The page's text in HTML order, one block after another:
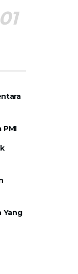
PMI
Yang